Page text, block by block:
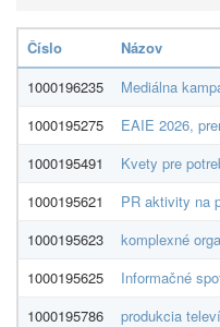
Číslo Názov
1000196235
Mediálna
1000195275
EAIE 2026,
1000195491
Kvety pre
1000195621
PR aktivity na
1000195623
komplexné
1000195625
Informačné
1000195786
produkcia